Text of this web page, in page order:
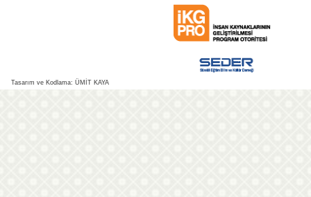
Tasarım ve Kodlama: ÜMİT KAYA